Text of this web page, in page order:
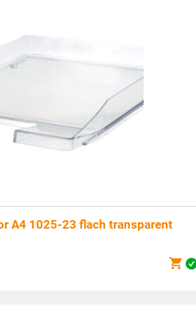
A4 1025-23 flach transparent